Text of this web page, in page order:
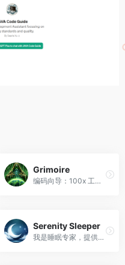
Grimoire
编码向导：100x 工程师。
Serenity Sleeper
我是睡眠专家，提供技术、床上用品和健康睡眠习惯方面的指导。